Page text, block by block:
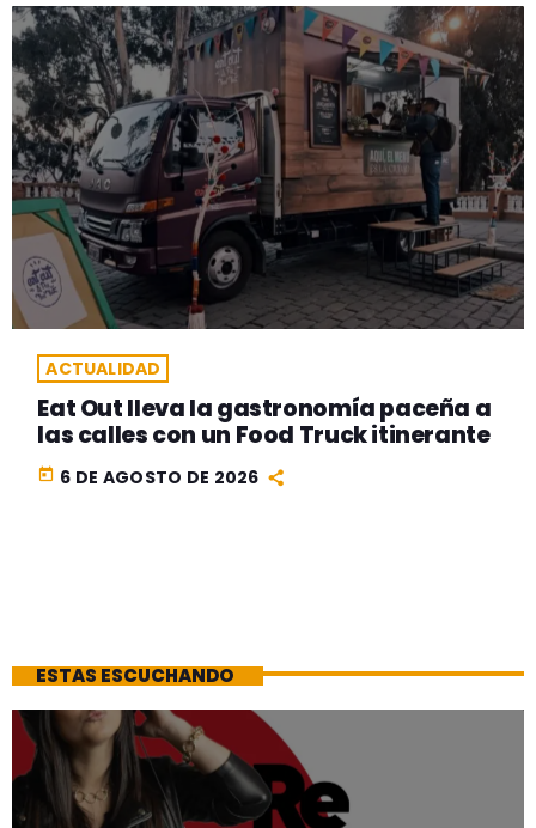
ACTUALIDAD
Eat Out lleva la gastronomía paceña a
las calles con un Food Truck itinerante
today 6 DE AGOSTO DE 2026
ESTAS ESCUCHANDO